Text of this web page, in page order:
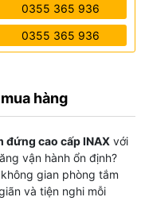
0355 365 936
0355 365 936
hàng
đứng cao cấp INAXvới
vận hành ổn định?
gian phòng tắm
và tiện nghi mỗi